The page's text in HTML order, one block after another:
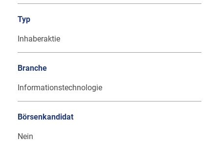
Typ
Inhaberaktie
Branche
Informationstechnologie
Börsenkandidat
Nein